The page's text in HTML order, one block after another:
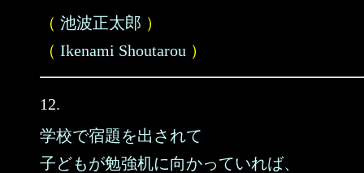
（ 池波正太郎 ）
（ Ikenami Shoutarou ）
12.
学校で宿題を出されて
子どもが勉強机に向かっていれば、